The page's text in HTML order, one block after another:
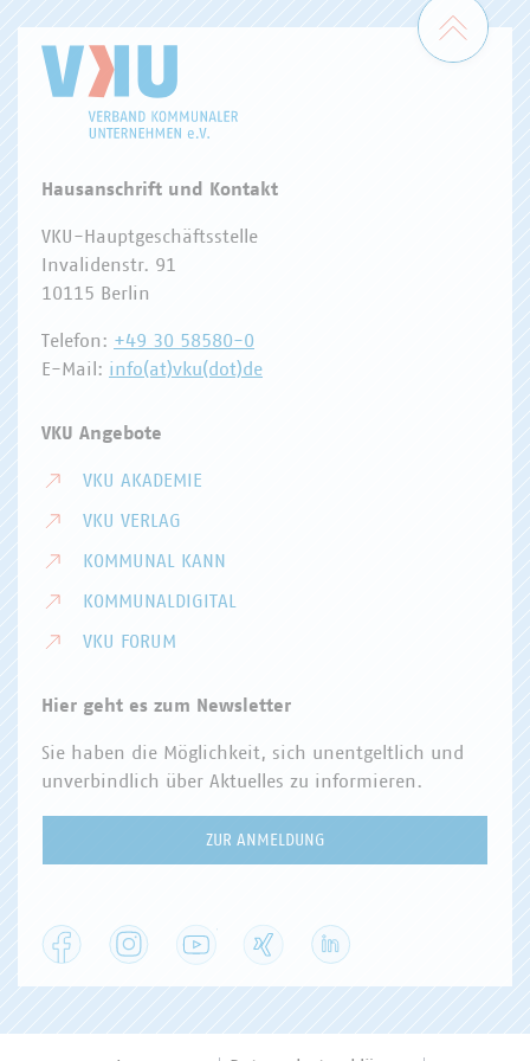
Zum
Hausanschrift und Kontakt
VKU-Hauptgeschäftsstelle
Invalidenstr. 91
10115 Berlin
Telefon: +49 30 58580-0
E-Mail: info(at)vku(dot)de
VKU Angebote
VKU AKADEMIE
VKU VERLAG
KOMMUNAL KANN
KOMMUNALDIGITAL
VKU FORUM
Hier geht es zum Newsletter
Sie haben die Möglichkeit, sich unentgeltlich und
unverbindlich über Aktuelles zu informieren.
ZUR ANMELDUNG
Facebook Instagram YouTube